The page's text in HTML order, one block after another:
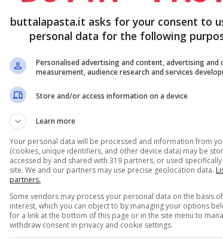
emerso è che le pizze surgelate abbiano troppi grassi -
sono per niente incoraggianti anzi al
questi prodotti abbiano percentuali
essere la pizzaBetty Bossidella
buttalapasta.it asks for your consent to
personal data for the following
Personalised advertising and content, advertising and
measurement, audience research and services
Store and/or access information on a device
Learn more
Your personal data will be processed and information from
(cookies, unique identifiers, and other device data) may be
accessed by and shared with 319 partners, or used
site. We and our partners may use precise geolocation data.
partners.
Some vendors may process your personal data on the basis
interest, which you can object to by managing your options
for a link at the bottom of this page or in the site menu to
withdraw consent in privacy and cookie settings.